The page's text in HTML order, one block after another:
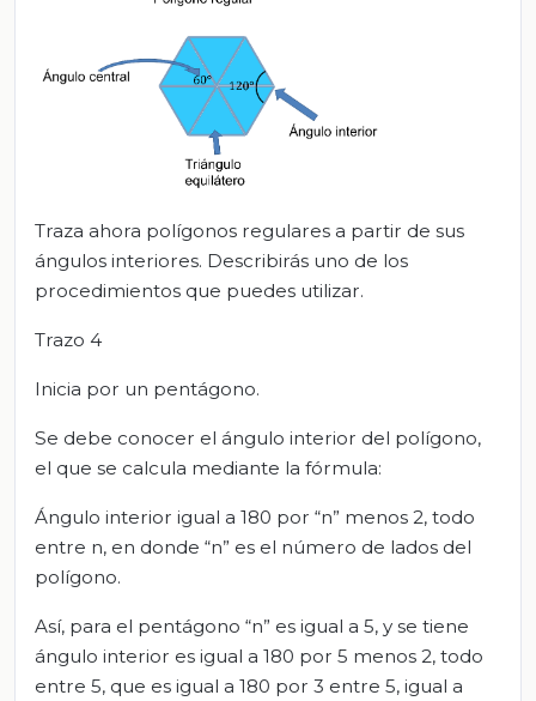
Traza ahora polígonos regulares a partir de sus
ángulos interiores. Describirás uno de los
procedimientos que puedes utilizar.
Trazo 4
Inicia por un pentágono.
Se debe conocer el ángulo interior del polígono,
el que se calcula mediante la fórmula:
Ángulo interior igual a 180 por “n” menos 2, todo
entre n, en donde “n” es el número de lados del
polígono.
Así, para el pentágono “n” es igual a 5, y se tiene
ángulo interior es igual a 180 por 5 menos 2, todo
entre 5, que es igual a 180 por 3 entre 5, igual a